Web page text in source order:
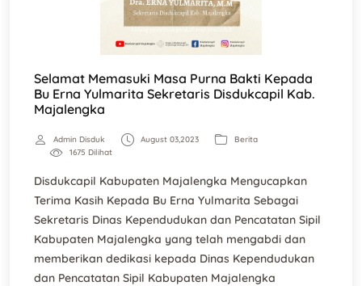
Selamat Memasuki Masa Purna Bakti Kepada
Bu Erna Yulmarita Sekretaris Disdukcapil Kab.
Majalengka
Admin Disduk August 03,2023
Berita
1675 Dilihat
Disdukcapil Kabupaten Majalengka Mengucapkan
Terima Kasih Kepada Bu Erna Yulmarita Sebagai
Sekretaris Dinas Kependudukan dan Pencatatan Sipil
Kabupaten Majalengka yang telah mengabdi dan
memberikan dedikasi kepada Dinas Kependudukan
dan Pencatatan Sipil Kabupaten Majalengka